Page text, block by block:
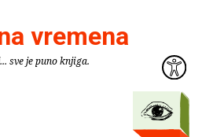
vremena
sve je puno knjiga.